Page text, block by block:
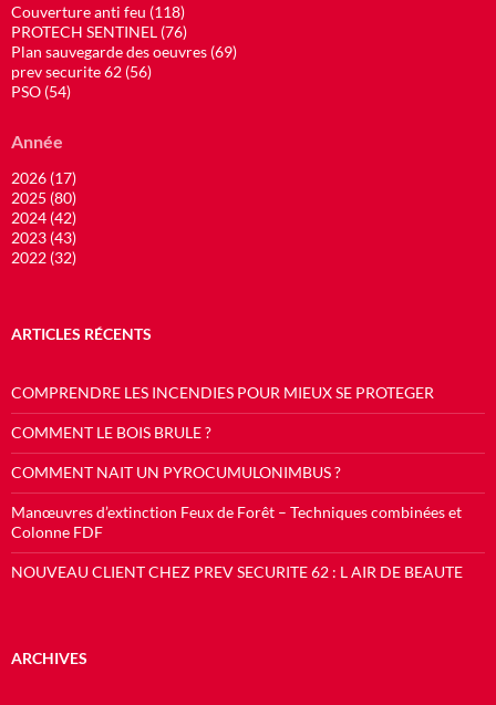
Couverture anti feu (118)
PROTECH SENTINEL (76)
Plan sauvegarde des oeuvres (69)
prev securite 62 (56)
PSO (54)
Année
2026 (17)
2025 (80)
2024 (42)
2023 (43)
2022 (32)
ARTICLES RÉCENTS
COMPRENDRE LES INCENDIES POUR MIEUX SE PROTEGER
COMMENT LE BOIS BRULE ?
COMMENT NAIT UN PYROCUMULONIMBUS ?
Manœuvres d’extinction Feux de Forêt – Techniques combinées et
Colonne FDF
NOUVEAU CLIENT CHEZ PREV SECURITE 62 : L AIR DE BEAUTE
ARCHIVES